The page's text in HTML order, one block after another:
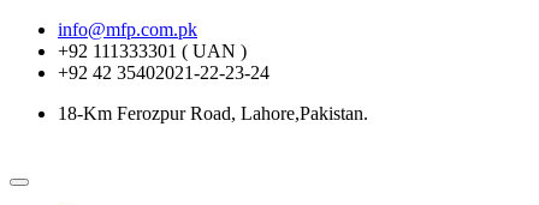
info@mfp.com.pk
+92 111333301 ( UAN )
+92 42 35402021-22-23-24
18-Km Ferozpur Road, Lahore,Pakistan.